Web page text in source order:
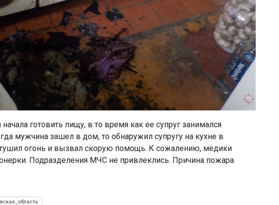
готовить пищу, в то время как ее супруг занимался
мужчина зашел в дом, то обнаружил супругу на кухне в
огонь и вызвал скорую помощь. К сожалению, медики
Подразделения МЧС не привлеклись. Причина пожара